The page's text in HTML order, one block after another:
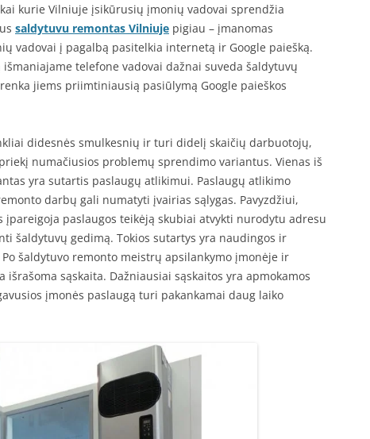
kurie Vilniuje įsikūrusių įmonių vadovai sprendžia
saldytuvu remontas Vilniuje pigiau – įmanomas
vadovai į pagalbą pasitelkia internetą ir Google paiešką.
telefone vadovai dažnai suveda šaldytuvų
jiems priimtiniausią pasiūlymą Google paieškos
didesnės smulkesnių ir turi didelį skaičių darbuotojų,
numačiusios problemų sprendimo variantus. Vienas iš
yra sutartis paslaugų atlikimui. Paslaugų atlikimo
darbų gali numatyti įvairias sąlygas. Pavyzdžiui,
paslaugos teikėją skubiai atvykti nurodytu adresu
šaldytuvų gedimą. Tokios sutartys yra naudingos ir
šaldytuvo remonto meistrų apsilankymo įmonėje ir
sąskaita. Dažniausiai sąskaitos yra apmokamos
įmonės paslaugą turi pakankamai daug laiko